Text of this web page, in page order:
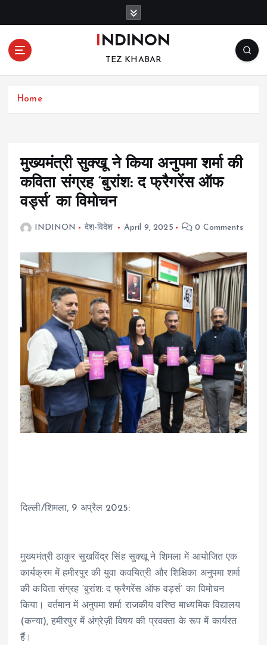
o
INDINON
TEZ KHABAR
Home
मुख्यमंत्री सुक्खू ने किया अनुपमा शर्मा की
कविता संग्रह ‘बुरांश: द फ्रैगरेंस ऑफ
वर्ड्स’ का विमोचन
INDINON देश-विदेश April 9, 2025 0 Comments
दिल्ली/शिमला, 9 अप्रैल 2025:
मुख्यमंत्री ठाकुर सुखविंद्र सिंह सुक्खू ने शिमला में आयोजित एक
कार्यक्रम में हमीरपुर की युवा कवयित्री और शिक्षिका अनुपमा शर्मा
की कविता संग्रह ‘बुरांश: द फ्रैगरेंस ऑफ वर्ड्स’ का विमोचन
किया। वर्तमान में अनुपमा शर्मा राजकीय वरिष्ठ माध्यमिक विद्यालय
(कन्या), हमीरपुर में अंग्रेज़ी विषय की प्रवक्ता के रूप में कार्यरत
हैं।